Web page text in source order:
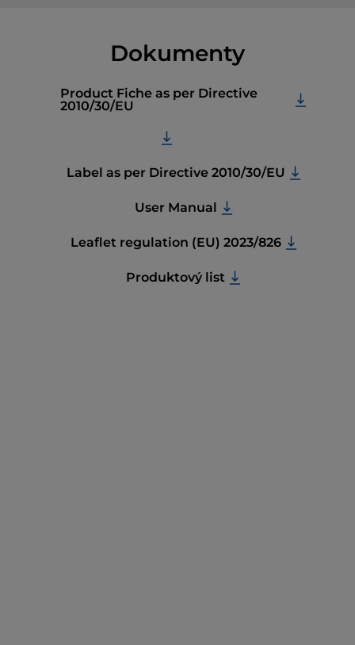
Dokumenty
Product Fiche as per Directive
2010/30/EU
Label as per Directive 2010/30/EU
User Manual
Leaflet regulation (EU) 2023/826
Produktový list